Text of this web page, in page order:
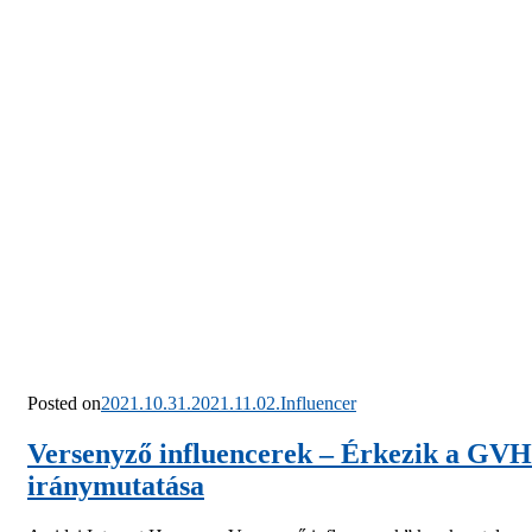
Posted on2021.10.31.2021.11.02.Influencer
Versenyző influencerek – Érkezik a
iránymutatása